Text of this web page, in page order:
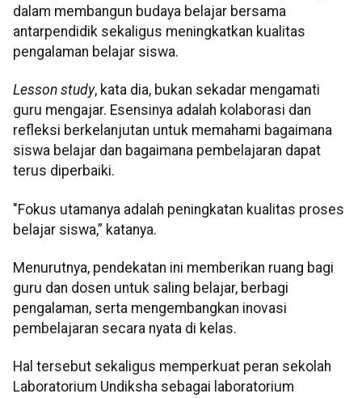
dalam membangun budaya belajar bersama
antarpendidik sekaligus meningkatkan kualitas
pengalaman belajar siswa.
Lesson study, kata dia, bukan sekadar mengamati
guru mengajar. Esensinya adalah kolaborasi dan
refleksi berkelanjutan untuk memahami bagaimana
siswa belajar dan bagaimana pembelajaran dapat
terus diperbaiki.
"Fokus utamanya adalah peningkatan kualitas proses
belajar siswa,” katanya.
Menurutnya, pendekatan ini memberikan ruang bagi
guru dan dosen untuk saling belajar, berbagi
pengalaman, serta mengembangkan inovasi
pembelajaran secara nyata di kelas.
Hal tersebut sekaligus memperkuat peran sekolah
Laboratorium Undiksha sebagai laboratorium